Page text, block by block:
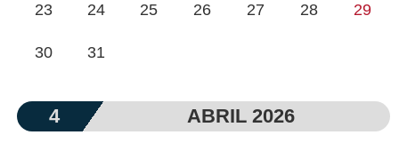
23 24 25 26 27 28 29
30 31
4 ABRIL 2026